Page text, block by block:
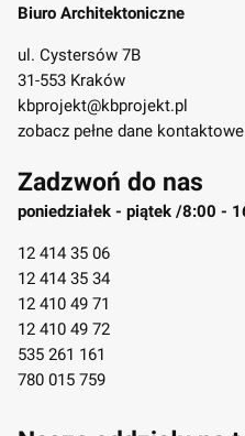
Biuro Architektoniczne
ul. Cystersów 7B
31-553 Kraków
kbprojekt@kbprojekt.pl
zobacz pełne dane
Zadzwoń do nas
poniedziałek - piątek /8:00 -
12 414 35 06
12 414 35 34
12 410 49 71
12 410 49 72
535 261 161
780 015 759